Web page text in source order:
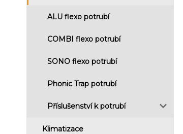
ALU flexo potrubí
COMBI flexo potrubí
SONO flexo potrubí
Phonic Trap potrubí
Příslušenství k potrubí
Klimatizace